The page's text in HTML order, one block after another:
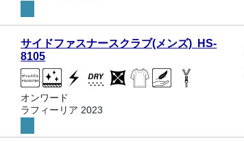
サイドファスナースクラブ(メンズ) HS-
8105
オンワード
ラフィーリア 2023